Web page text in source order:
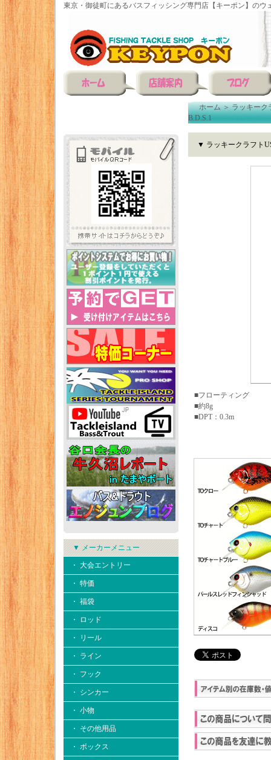
東京・御徒町にあるバスフィッシング専門店【キーポン】のウ
▼ メーカーメニュー
・ 大会エントリー
・ 特価
・ 福袋
・ ロッド
・ リール
・ ライン
・ フック
・ シンカー
・ 小物
・ その他用品
・ ボックス
ホーム＞ラッキーク
B.D.S.1
▼ ラッキークラフト
■フローティング
■約8g
■DPT：0.3m